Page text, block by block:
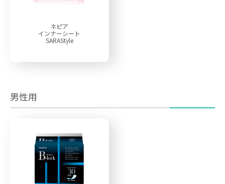
ネピア
インナーシート
SARAStyle
男性用